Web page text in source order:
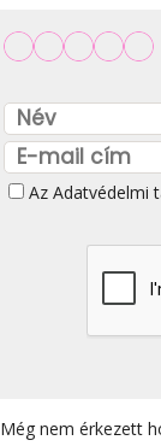
Az Adatvédelmi
Még nem érkezett